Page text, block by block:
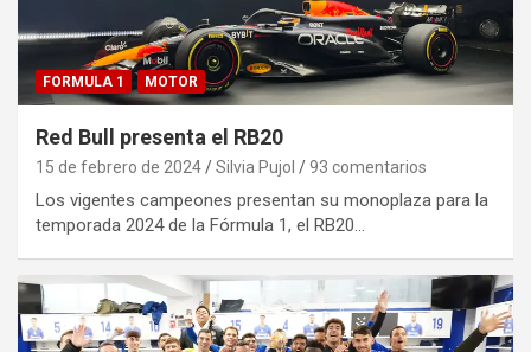
FORMULA 1 MOTOR
Red Bull presenta el RB20
15 de febrero de 2024 Silvia Pujol 93 comentarios
Los vigentes campeones presentan su monoplaza para la
temporada 2024 de la Fórmula 1, el RB20…